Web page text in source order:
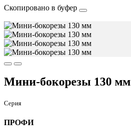
Скопировано в буфер
Мини-бокорезы 130 мм
Серия
ПРОФИ